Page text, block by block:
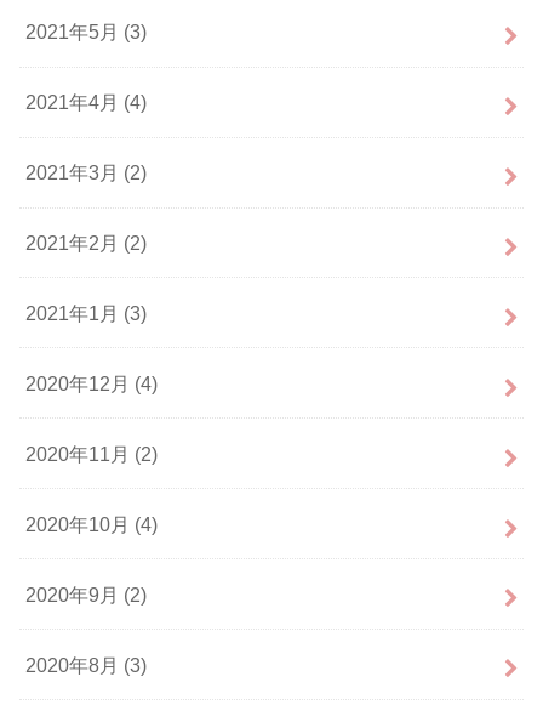
2021年5月 (3)
2021年4月 (4)
2021年3月 (2)
2021年2月 (2)
2021年1月 (3)
2020年12月 (4)
2020年11月 (2)
2020年10月 (4)
2020年9月 (2)
2020年8月 (3)